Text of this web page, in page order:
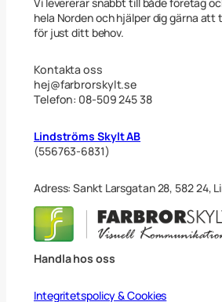
hela Norden och hjälper dig gärna
för just ditt behov.
Kontakta oss
hej@farbrorskylt.se
Telefon: 08-509 245 38
Lindströms Skylt AB
(556763-6831)
Adress: Sankt Larsgatan 28, 582 24,
Handla hos oss
Integritetspolicy & Cookies